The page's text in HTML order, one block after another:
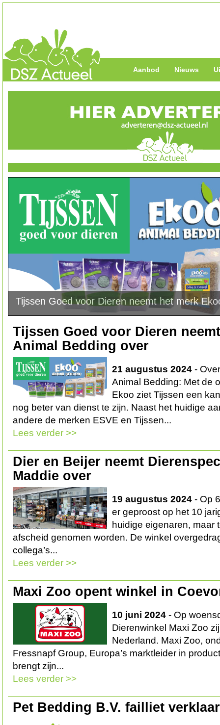
Aanbod Nieuws
Tijssen Goed voor Dieren neemt het merk
Tijssen Goed voor Dieren
Animal Bedding over
21 augustus 2024 -
Animal Bedding: Met de
Ekoo ziet Tijssen een
nog beter van dienst te zijn. Naast het huidige
andere de merken ESVE en Tijssen...
Lees verder >>
Dier en Beijer neemt
Maddie over
19 augustus 2024 - Op
er geproost op het 10
huidige eigenaren, maar
afscheid genomen worden. De winkel
collega’s...
Lees verder >>
Maxi Zoo opent winkel in
10 juni 2024 - Op
Dierenwinkel Maxi Zoo
Nederland. Maxi Zoo,
Fressnapf Group, Europa’s marktleider in
brengt zijn...
Lees verder >>
Pet Bedding B.V. failliet